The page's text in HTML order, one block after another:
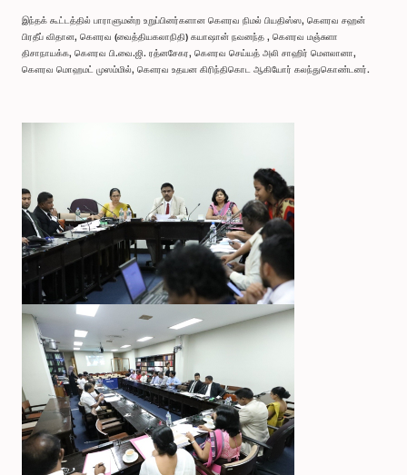
இந்தக் கூட்டத்தில் பாராளுமன்ற உறுப்பினர்களான கௌரவ நிமல் பியதிஸ்ஸ, கௌரவ சஹன்
பிரதீப் விதான, கௌரவ (வைத்தியகலாநிதி) கயாஷான் நவனந்த , கௌரவ மஞ்சுளா
திசாநாயக்க, கௌரவ பி.வை.ஜி. ரத்னசேகர, கௌரவ செய்யத் அலி சாஹிர் மௌலானா,
கௌரவ மொஹமட் முஸம்மில், கௌரவ உதயன கிரிந்திகொட ஆகியோர் கலந்துகொண்டனர்.